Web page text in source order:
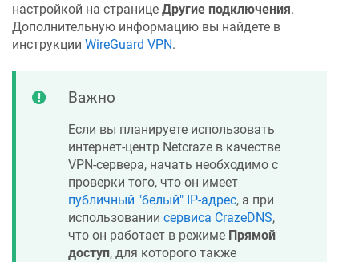
настройкой на странице Другие подключения.
Дополнительную информацию вы найдете в
инструкции WireGuard VPN.
Важно
Если вы планируете использовать
интернет-центр Netcraze в качестве
VPN-сервера, начать необходимо с
проверки того, что он имеет
публичный "белый" IP-адрес, а при
использовании сервиса CrazeDNS,
что он работает в режиме Прямой
доступ, для которого также